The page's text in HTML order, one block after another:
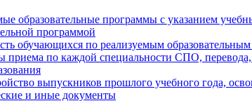
образовательные программы с указанием
программой
обучающихся по реализуемым
приема по каждой специальности СПО,
выпускников прошлого учебного года,
и иные документы